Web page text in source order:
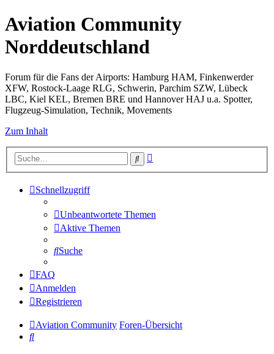
Aviation Community
Norddeutschland
Forum für die Fans der Airports: Hamburg HAM, Finkenwerder
XFW, Rostock-Laage RLG, Schwerin, Parchim SZW, Lübeck
LBC, Kiel KEL, Bremen BRE und Hannover HAJ u.a. Spotter,
Flugzeug-Simulation, Technik, Movements
Zum Inhalt
Suche
Schnellzugriff
Unbeantwortete Themen
Aktive Themen
Suche
FAQ
Anmelden
Registrieren
Aviation Community Foren-Übersicht
Suche